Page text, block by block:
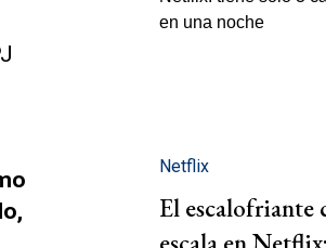
Netflix
El escalofriante